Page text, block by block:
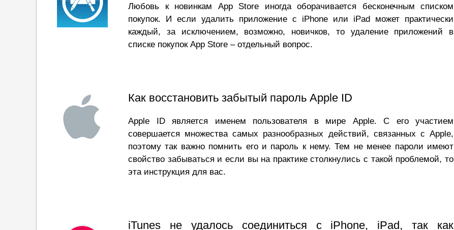
Любовь к новинкам App Store иногда оборачивается бесконечным списком
покупок. И если удалить приложение с iPhone или iPad может практически
каждый, за исключением, возможно, новичков, то удаление приложений в
списке покупок App Store – отдельный вопрос.
Как восстановить забытый пароль Apple ID
Apple ID является именем пользователя в мире Apple. С его участием
совершается множества самых разнообразных действий, связанных с Apple,
поэтому так важно помнить его и пароль к нему. Тем не менее пароли имеют
свойство забываться и если вы на практике столкнулись с такой проблемой, то
эта инструкция для вас.
iTunes не удалось соединиться c iPhone, iPad, так как